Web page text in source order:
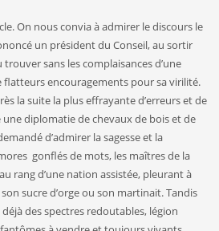
On nous convia à admirer le discours le
un président du Conseil, au sortir
trouver sans les complaisances d’une
flatteurs encouragements pour sa virilité.
la suite la plus effrayante d’erreurs et de
diplomatie de chevaux de bois et de
d’admirer la sagesse et la
gonflés de mots, les maîtres de la
rang d’une nation assistée, pleurant à
sucre d’orge ou son martinait. Tandis
des spectres redoutables, légion